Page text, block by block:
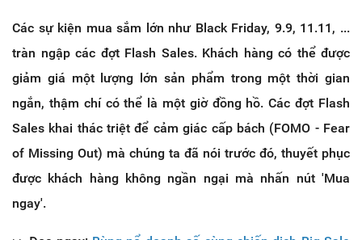
Các sự kiện mua sắm lớn như Black Friday, 9.9, 11.11, ...
tràn ngập các đợt Flash Sales. Khách hàng có thể được
giảm giá một lượng lớn sản phẩm trong một thời gian
ngắn, thậm chí có thể là một giờ đồng hồ. Các đợt Flash
Sales khai thác triệt để cảm giác cấp bách (FOMO - Fear
of Missing Out) mà chúng ta đã nói trước đó, thuyết phục
được khách hàng không ngần ngại mà nhấn nút 'Mua
ngay'.